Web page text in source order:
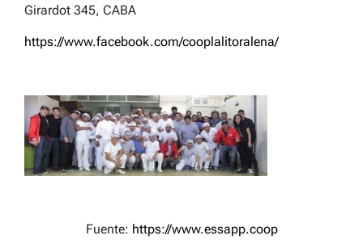
Girardot 345, CABA
https://www.facebook.com/cooplalitoralena/
Fuente: https://www.essapp.coop